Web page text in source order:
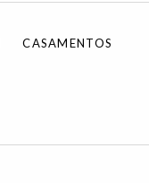
CASAMENTOS